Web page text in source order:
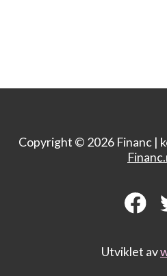
Copyright © 2026 Financ |
Utviklet av